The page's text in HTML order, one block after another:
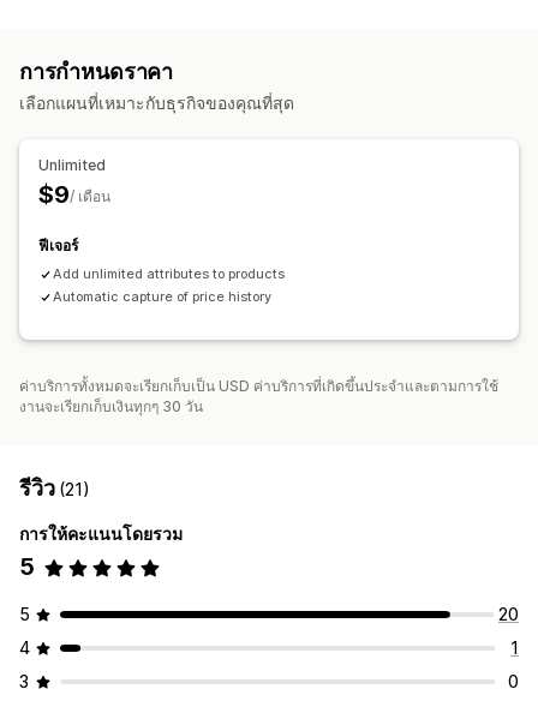
การกำหนดราคา
เลือกแผนที่เหมาะกับธุรกิจของคุณที่สุด
Unlimited
$9/ เดือน
ฟีเจอร์
Add unlimited attributes to products
Automatic capture of price history
ค่าบริการทั้งหมดจะเรียกเก็บเป็น USD ค่าบริการที่เกิดขึ้นประจำและตามการใช้
งานจะเรียกเก็บเงินทุกๆ 30 วัน
รีวิว (21)
การให้คะแนนโดยรวม
5
5
20
4
1
3
0